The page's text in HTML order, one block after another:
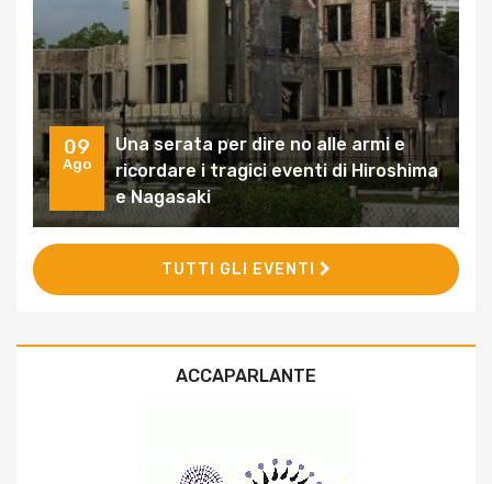
09
Ago
Una serata per dire no alle armi e
ricordare i tragici eventi di Hiroshima
e Nagasaki
TUTTI GLI EVENTI
ACCAPARLANTE